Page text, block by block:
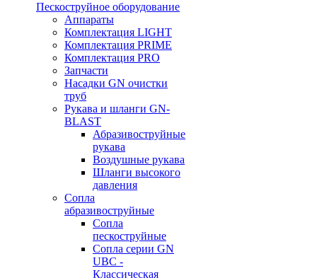
Пескоструйное оборудование
Аппараты
Комплектация LIGHT
Комплектация PRIME
Комплектация PRO
Запчасти
Насадки GN очистки
труб
Рукава и шланги GN-
BLAST
Абразивоструйные
рукава
Воздушные рукава
Шланги высокого
давления
Сопла
абразивоструйные
Сопла
пескоструйные
Сопла серии GN
UBC -
Классическая